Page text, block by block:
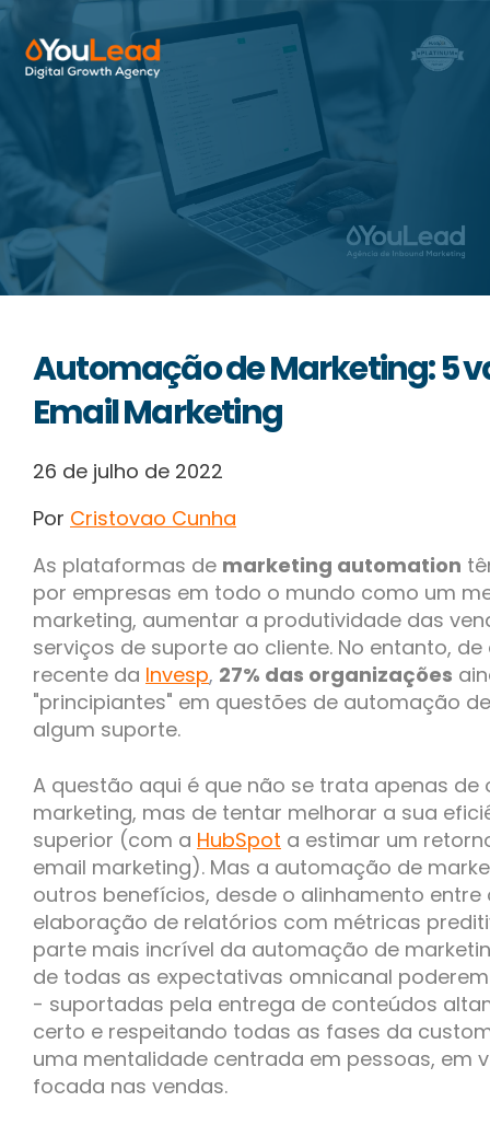
Serviços
HubSpot
Contactos
Automação de Marketing: 5
Email Marketing
26 de julho de 2022
Por Cristovao Cunha
As plataformas de marketing automation
por empresas em todo o mundo como um
marketing, aumentar a produtividade das
serviços de suporte ao cliente. No entanto,
recente da Invesp, 27% das organizações
"principiantes" em questões de automação
algum suporte.
A questão aqui é que não se trata apenas
marketing, mas de tentar melhorar a sua
superior (com a HubSpot a estimar um
email marketing). Mas a automação de
outros benefícios, desde o alinhamento entre
elaboração de relatórios com métricas
parte mais incrível da automação de
de todas as expectativas omnicanal
- suportadas pela entrega de conteúdos
certo e respeitando todas as fases da
uma mentalidade centrada em pessoas, em
focada nas vendas.